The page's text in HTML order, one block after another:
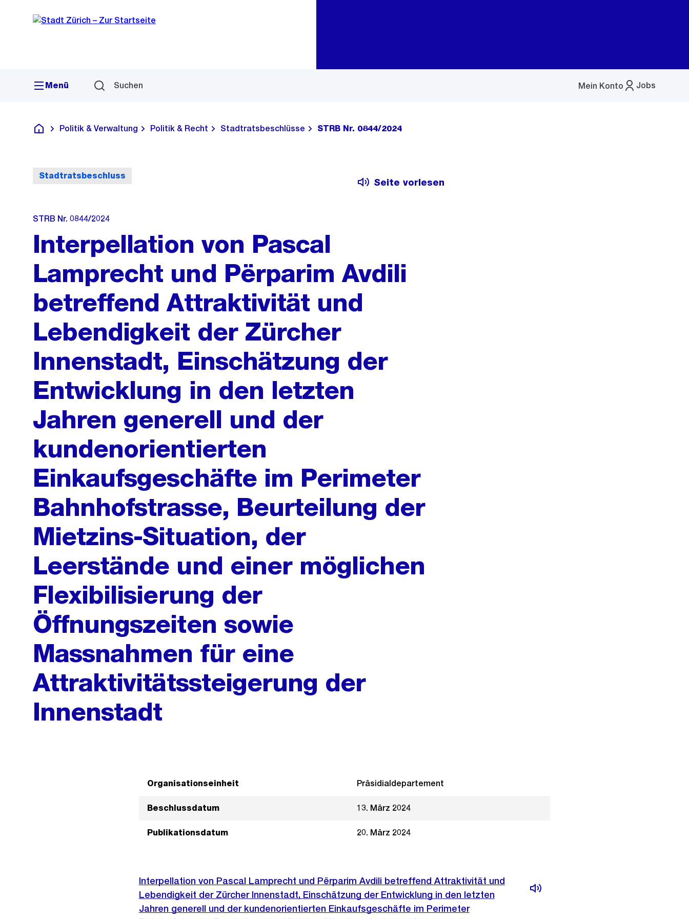
Navigation
Sprunglink
Menü Suchen Jobs
Mein Konto
Menü
Deutsch
Politik & Verwaltung Politik & Recht Stadtratsbeschlüsse STRB Nr. 0844/2024
Stadtratsbeschluss
Seite vorlesen
STRB Nr. 0844/2024
Interpellation von Pascal
Lamprecht und Përparim Avdili
betreffend Attraktivität und
Lebendigkeit der Zürcher
Innenstadt, Einschätzung der
Entwicklung in den letzten
Jahren generell und der
kundenorientierten
Einkaufsgeschäfte im Perimeter
Bahnhofstrasse, Beurteilung der
Mietzins-Situation, der
Leerstände und einer möglichen
Flexibilisierung der
Öffnungszeiten sowie
Massnahmen für eine
Attraktivitätssteigerung der
Innenstadt
Organisationseinheit Präsidialdepartement
Beschlussdatum 13. März 2024
Publikationsdatum 20. März 2024
Interpellation von Pascal Lamprecht und Përparim Avdili betreffend Attraktivität und
Lebendigkeit der Zürcher Innenstadt, Einschätzung der Entwicklung in den letzten
Jahren generell und der kundenorientierten Einkaufsgeschäfte im Perimeter